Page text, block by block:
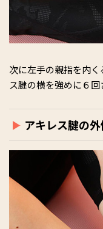
次に左手の親指を内
ス腱の横を強めに６回
アキレス腱の